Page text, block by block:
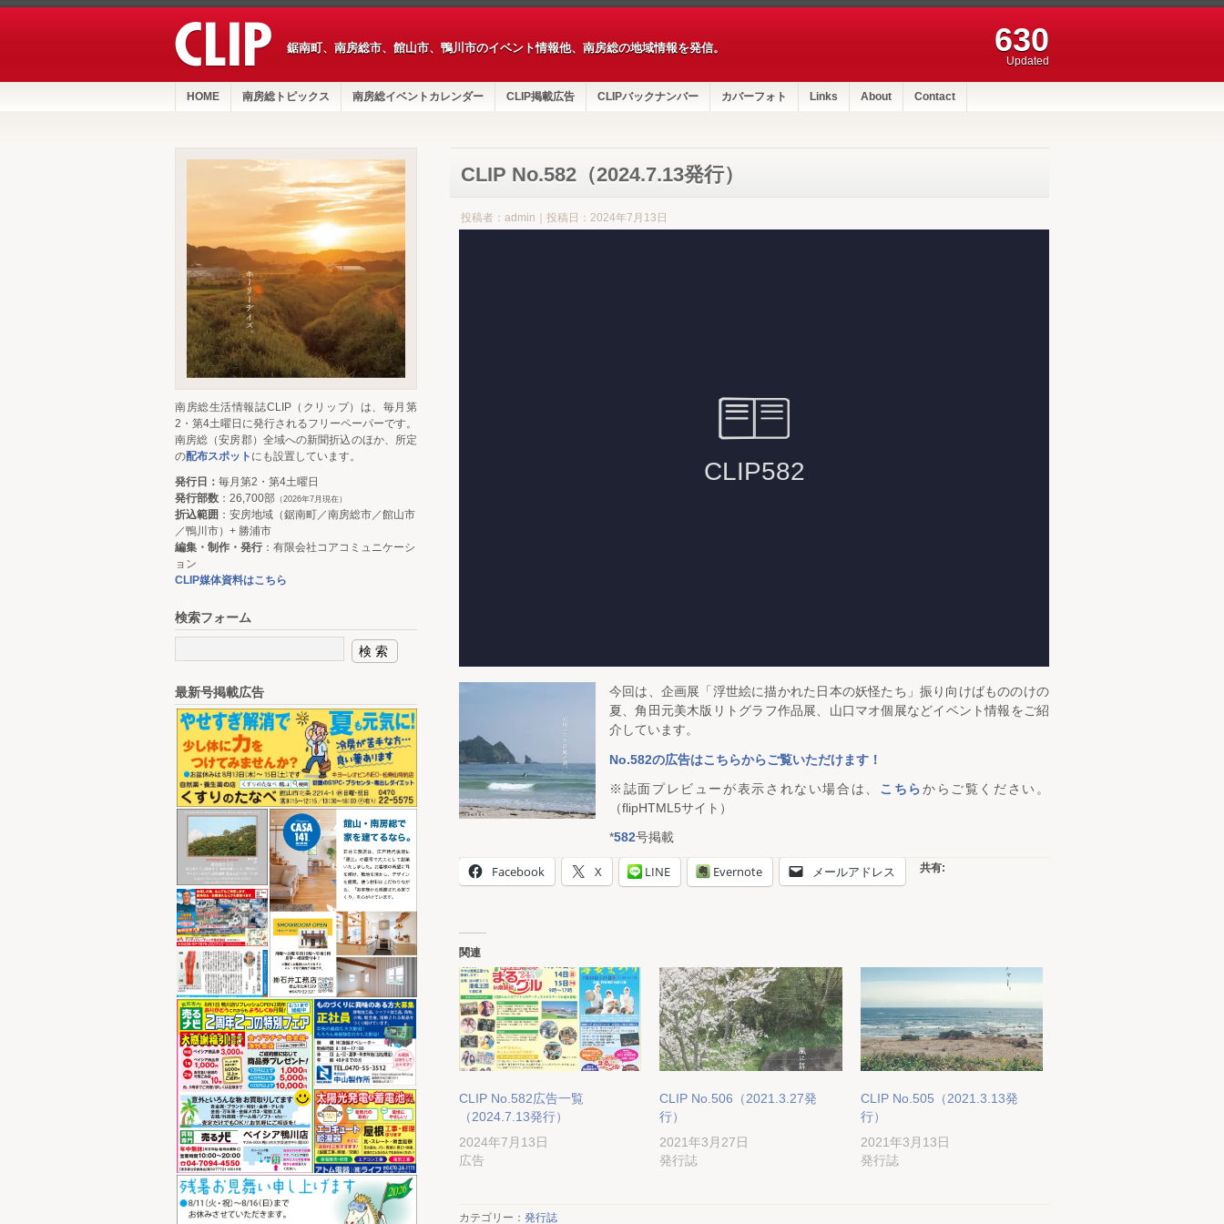
鋸南町、南房総市、館山市、鴨川市のイベント情報他、南房総の地域情報を発信。 630
Updated
HOME 南房総トピックス 南房総イベントカレンダー CLIP掲載広告 CLIPバックナンバー カバーフォト Links About Contact
CLIP No.582（2024.7.13発行）
投稿者：admin｜投稿日：2024年7月13日
今回は、企画展「浮世絵に描かれた日本の妖怪たち」振り向けばもののけの
夏、角田元美木版リトグラフ作品展、山口マオ個展などイベント情報をご紹
介しています。
No.582の広告はこちらからご覧いただけます！
※誌面プレビューが表示されない場合は、 こちらからご覧ください。
（flipHTML5サイト）
*582号掲載
共有:
Facebook X LINE Evernote メールアドレス
関連
CLIP No.582広告一覧
（2024.7.13発行）
2024年7月13日
広告
CLIP No.506（2021.3.27発
行）
2021年3月27日
発行誌
CLIP No.505（2021.3.13発
行）
2021年3月13日
発行誌
カテゴリー： 発行誌
南房総生活情報誌CLIP（クリップ）は、毎月第
2・第4土曜日に発行されるフリーペーパーです。
南房総（安房郡）全域への新聞折込のほか、所定
の配布スポット にも設置しています。
発行日： 毎月第2・第4土曜日
発行部数 ：26,700部 （2026年7月現在）
折込範囲 ：安房地域（鋸南町／南房総市／館山市
／鴨川市）+ 勝浦市
編集・制作・発行：有限会社コアコミュニケーシ
ョン
CLIP媒体資料はこちら
検索フォーム
最新号掲載広告